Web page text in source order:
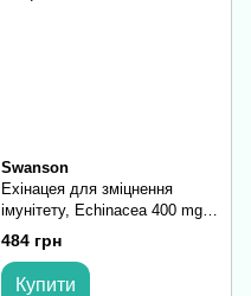
Swanson
Ехінацея для зміцнення
імунітету, Echinacea 400 mg -
180 Caps
484 грн
Купити